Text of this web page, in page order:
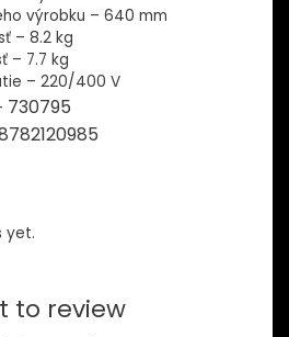
výrobku – 640 mm
– 8.2 kg
– 7.7 kg
– 220/400 V
730795
yet.
to review